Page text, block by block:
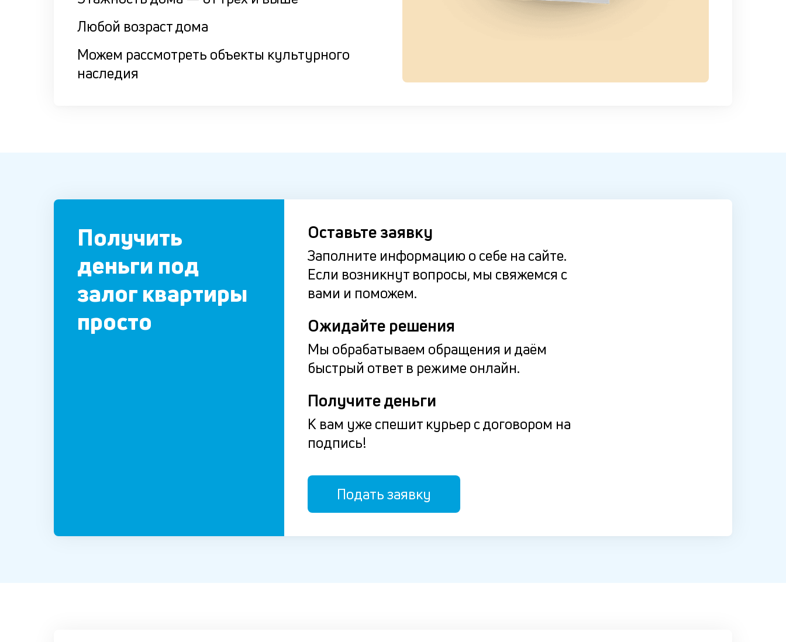
Любой возраст дома
Можем рассмотреть объекты культурного
наследия
Получить
деньги под
залог квартиры
просто
Оставьте заявку
Заполните информацию о себе на сайте.
Если возникнут вопросы, мы свяжемся с
вами и поможем.
Ожидайте решения
Мы обрабатываем обращения и даём
быстрый ответ в режиме онлайн.
Получите деньги
К вам уже спешит курьер с договором на
подпись!
Подать заявку